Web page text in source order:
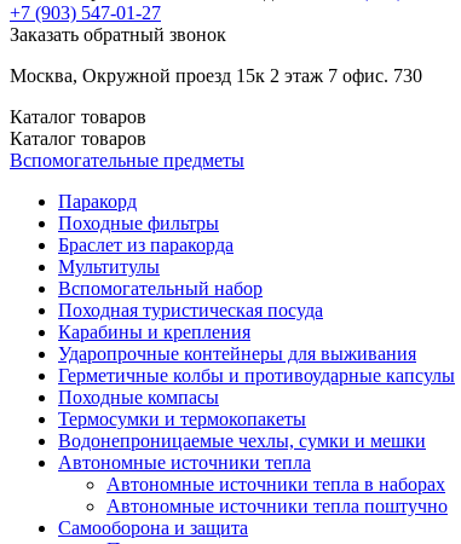
+7 (903) 547-01-27
Заказать обратный звонок
Москва, Окружной проезд 15к 2 этаж 7 офис. 730
Каталог товаров
Каталог товаров
Вспомогательные предметы
Паракорд
Походные фильтры
Браслет из паракорда
Мультитулы
Вспомогательный набор
Походная туристическая посуда
Карабины и крепления
Ударопрочные контейнеры для выживания
Герметичные колбы и противоударные капсулы
Походные компасы
Термосумки и термокопакеты
Водонепроницаемые чехлы, сумки и мешки
Автономные источники тепла
Автономные источники тепла в наборах
Автономные источники тепла поштучно
Самооборона и защита